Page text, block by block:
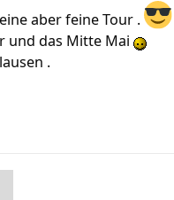
aber feine Tour .
und das Mitte Mai
.